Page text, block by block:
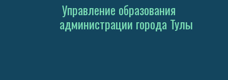
Управление образования
администрации города Тулы